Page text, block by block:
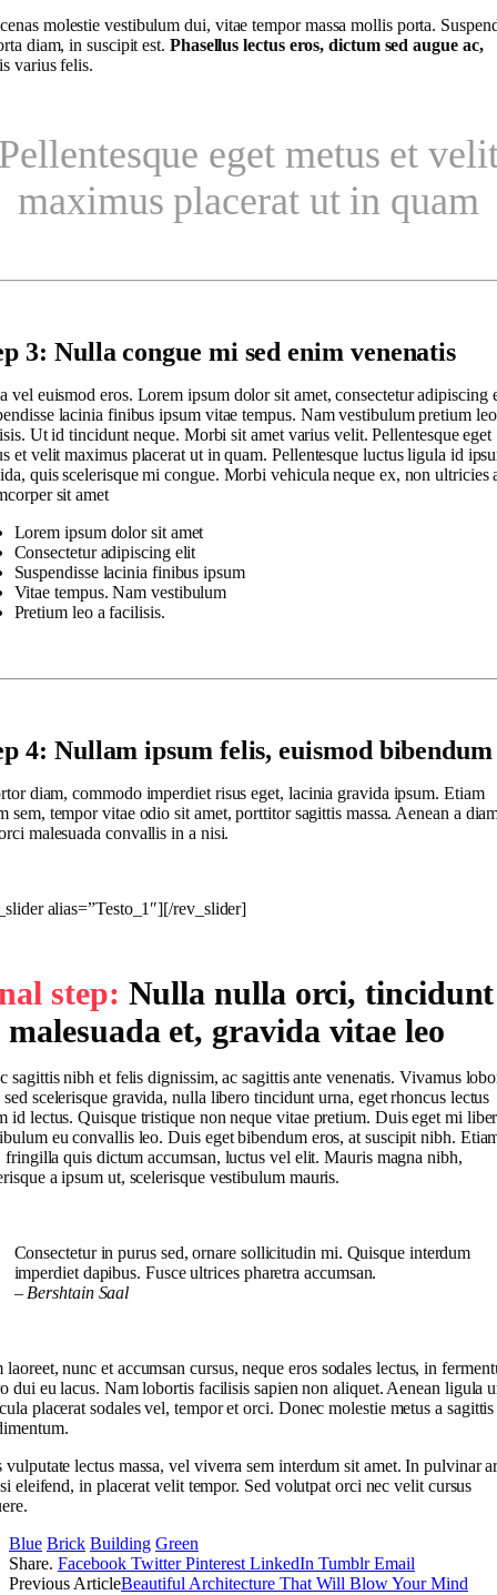
molestie vestibulum dui, vitae tempor massa mollis porta.
diam, in suscipit est. Phasellus lectus eros, dictum sed augue ac,
varius felis.
eget metus et
maximus placerat ut in quam
3: Nulla congue mi sed enim venenatis
vel euismod eros. Lorem ipsum dolor sit amet, consectetur adipiscing
lacinia finibus ipsum vitae tempus. Nam vestibulum pretium
Ut id tincidunt neque. Morbi sit amet varius velit. Pellentesque eget
et velit maximus placerat ut in quam. Pellentesque luctus ligula id
quis scelerisque mi congue. Morbi vehicula neque ex, non ultricies
sit amet
Lorem ipsum dolor sit amet
Consectetur adipiscing elit
Suspendisse lacinia finibus ipsum
Vitae tempus. Nam vestibulum
Pretium leo a facilisis.
4: Nullam ipsum felis, euismod bibendum
diam, commodo imperdiet risus eget, lacinia gravida ipsum. Etiam
sem, tempor vitae odio sit amet, porttitor sagittis massa. Aenean a
malesuada convallis in a nisi.
alias=”Testo_1″][/rev_slider]
step: Nulla nulla orci, tincidunt
malesuada et, gravida vitae leo
sagittis nibh et felis dignissim, ac sagittis ante venenatis. Vivamus
sed scelerisque gravida, nulla libero tincidunt urna, eget rhoncus lectus
id lectus. Quisque tristique non neque vitae pretium. Duis eget mi
eu convallis leo. Duis eget bibendum eros, at suscipit nibh.
fringilla quis dictum accumsan, luctus vel elit. Mauris magna nibh,
a ipsum ut, scelerisque vestibulum mauris.
Consectetur in purus sed, ornare sollicitudin mi. Quisque interdum
imperdiet dapibus. Fusce ultrices pharetra accumsan.
– Bershtain Saal
laoreet, nunc et accumsan cursus, neque eros sodales lectus, in
dui eu lacus. Nam lobortis facilisis sapien non aliquet. Aenean ligula
placerat sodales vel, tempor et orci. Donec molestie metus a sagittis
vulputate lectus massa, vel viverra sem interdum sit amet. In pulvinar
eleifend, in placerat velit tempor. Sed volutpat orci nec velit cursus
Blue Brick Building Green
Share. Facebook Twitter Pinterest LinkedIn Tumblr Email
Previous ArticleBeautiful Architecture That Will Blow Your Mind